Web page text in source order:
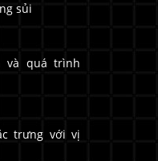
sủi
và quá trình
trưng với vị